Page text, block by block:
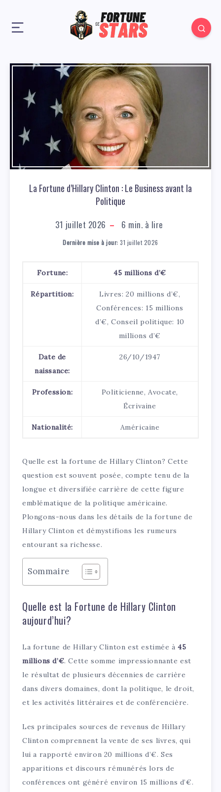
La Fortune d’Hillary Clinton : Le Business avant la
Politique
31 juillet 2026 6 min. à lire
Dernière mise à jour: 31 juillet 2026
Fortune: 45 millions d’€
Répartition:
Livres: 20 millions d’€,
Conférences: 15 millions
d’€, Conseil politique: 10
millions d’€
Date de
naissance:
26/10/1947
Profession:
Politicienne, Avocate,
Écrivaine
Nationalité: Américaine
Quelle est la fortune de Hillary Clinton? Cette
question est souvent posée, compte tenu de la
longue et diversifiée carrière de cette figure
emblématique de la politique américaine.
Plongons-nous dans les détails de la fortune de
Hillary Clinton et démystifions les rumeurs
entourant sa richesse.
Sommaire
Quelle est la Fortune de Hillary Clinton
aujourd’hui?
La fortune de Hillary Clinton est estimée à45
millions d’€. Cette somme impressionnante est
le résultat de plusieurs décennies de carrière
dans divers domaines, dont la politique, le droit,
et les activités littéraires et de conférencière.
Les principales sources de revenus de Hillary
Clinton comprennent la vente de ses livres, qui
lui a rapporté environ 20 millions d’€. Ses
apparitions et discours rémunérés lors de
conférences ont généré environ 15 millions d’€.